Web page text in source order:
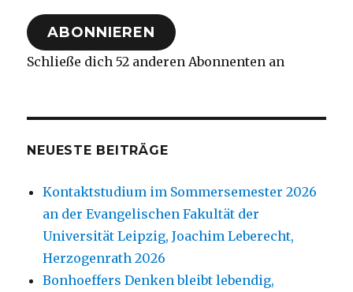
Adresse
ABONNIEREN
Schließe dich 52 anderen Abonnenten an
NEUESTE BEITRÄGE
Kontaktstudium im Sommersemester 2026
an der Evangelischen Fakultät der
Universität Leipzig, Joachim Leberecht,
Herzogenrath 2026
Bonhoeffers Denken bleibt lebendig,